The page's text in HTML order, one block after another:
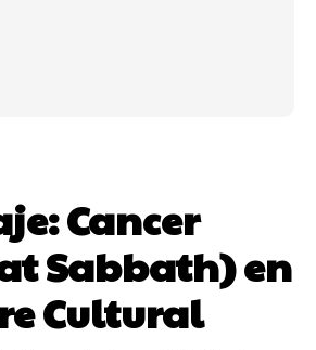
Cancer
Sabbath) en
Cultural